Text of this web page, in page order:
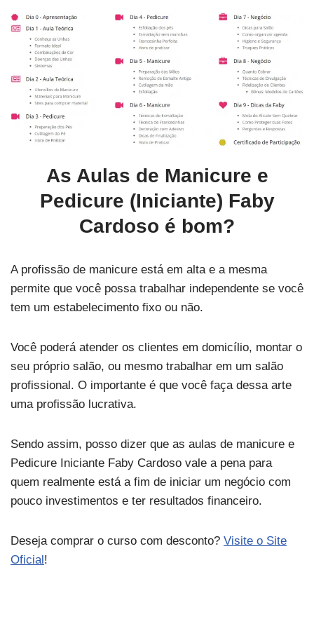
As Aulas de Manicure e
Pedicure (Iniciante) Faby
Cardoso é bom?
A profissão de manicure está em alta e a mesma
permite que você possa trabalhar independente se você
tem um estabelecimento fixo ou não.
Você poderá atender os clientes em domicílio, montar o
seu próprio salão, ou mesmo trabalhar em um salão
profissional. O importante é que você faça dessa arte
uma profissão lucrativa.
Sendo assim, posso dizer que as aulas de manicure e
Pedicure Iniciante Faby Cardoso vale a pena para
quem realmente está a fim de iniciar um negócio com
pouco investimentos e ter resultados financeiro.
Deseja comprar o curso com desconto? Visite o Site
Oficial!